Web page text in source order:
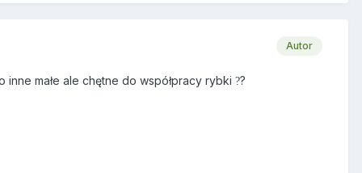
Autor
małe ale chętne do współpracy rybki ??